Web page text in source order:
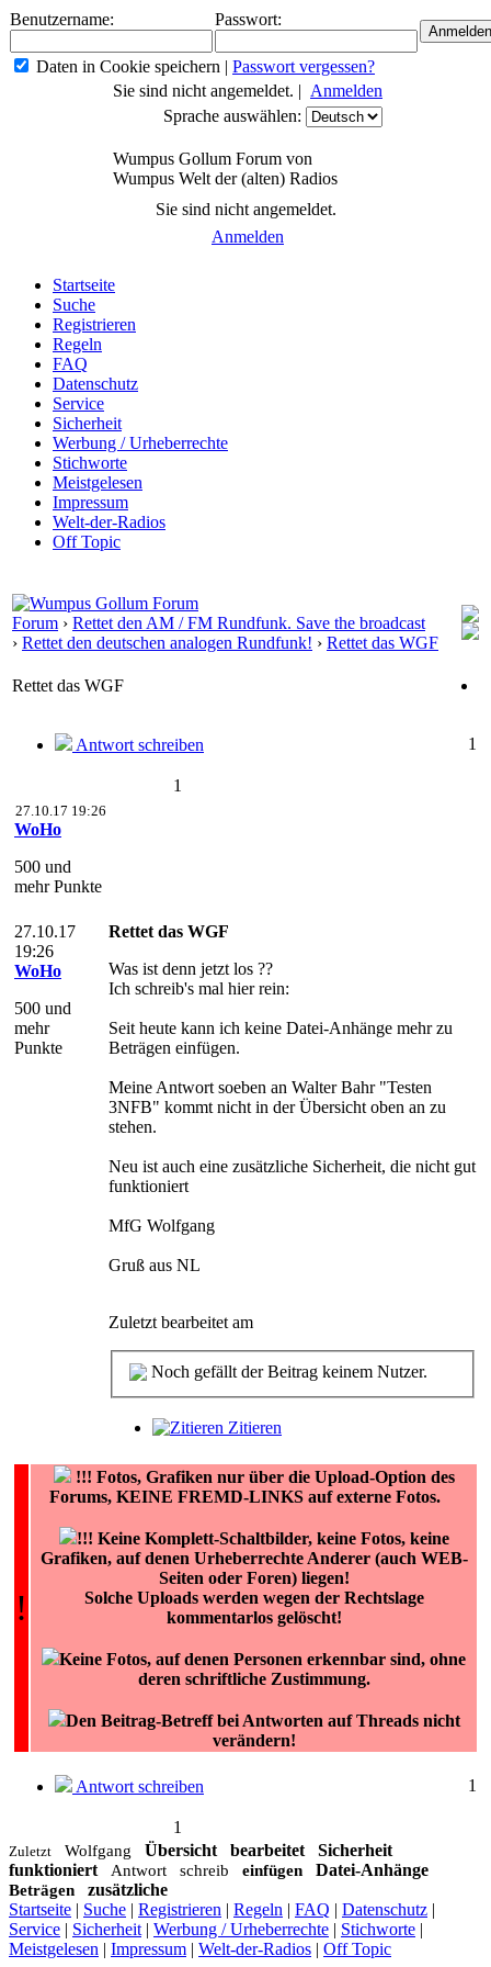
Benutzername: Passwort:
Daten in Cookie speichern | Passwort vergessen?
Sie sind nicht angemeldet. | Anmelden
Sprache auswählen:
Wumpus Gollum Forum von
Wumpus Welt der (alten) Radios
Sie sind nicht angemeldet.
Anmelden
Startseite
Suche
Registrieren
Regeln
FAQ
Datenschutz
Service
Sicherheit
Werbung / Urheberrechte
Stichworte
Meistgelesen
Impressum
Welt-der-Radios
Off Topic
Forum › Rettet den AM / FM Rundfunk. Save the broadcast
› Rettet den deutschen analogen Rundfunk! › Rettet das WGF
Rettet das WGF
Antwort schreiben 1
1
27.10.17 19:26
WoHo
500 und
mehr Punkte
27.10.17
19:26
WoHo
500 und
mehr
Punkte
Rettet das WGF
Was ist denn jetzt los ??
Ich schreib's mal hier rein:
Seit heute kann ich keine Datei-Anhänge mehr zu
Beträgen einfügen.
Meine Antwort soeben an Walter Bahr "Testen
3NFB" kommt nicht in der Übersicht oben an zu
stehen.
Neu ist auch eine zusätzliche Sicherheit, die nicht gut
funktioniert
MfG Wolfgang
Gruß aus NL
Zuletzt bearbeitet am
Noch gefällt der Beitrag keinem Nutzer.
Zitieren
!
!!! Fotos, Grafiken nur über die Upload-Option des
Forums, KEINE FREMD-LINKS auf externe Fotos.
!!! Keine Komplett-Schaltbilder, keine Fotos, keine
Grafiken, auf denen Urheberrechte Anderer (auch WEB-
Seiten oder Foren) liegen!
Solche Uploads werden wegen der Rechtslage
kommentarlos gelöscht!
Keine Fotos, auf denen Personen erkennbar sind, ohne
deren schriftliche Zustimmung.
Den Beitrag-Betreff bei Antworten auf Threads nicht
verändern!
Antwort schreiben 1
1
Zuletzt Wolfgang Übersicht bearbeitet
Sicherheit
funktioniert
Antwort schreib einfügen Datei-Anhänge
Beträgen
zusätzliche
Startseite | Suche | Registrieren | Regeln | FAQ | Datenschutz |
Service | Sicherheit | Werbung / Urheberrechte | Stichworte |
Meistgelesen | Impressum | Welt-der-Radios | Off Topic